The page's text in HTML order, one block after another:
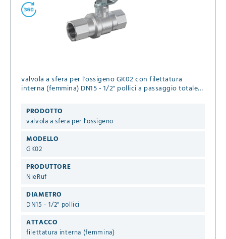
valvola a sfera per l'ossigeno GK02 con filettatura
interna (femmina) DN15 - 1/2" pollici a passaggio totale,
PRODOTTO
valvola a sfera per l'ossigeno
MODELLO
GK02
PRODUTTORE
NieRuf
DIAMETRO
DN15 - 1/2" pollici
ATTACCO
filettatura interna (femmina)